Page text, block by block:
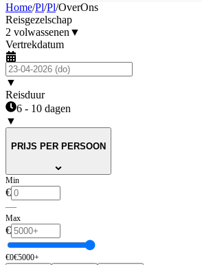
Home/Pl/Pl/OverOns
Reisgezelschap
2 volwassenen ▼
Vertrekdatum
▼
Reisduur
6 - 10 dagen
▼
PRIJS PER PERSOON
Min
€
—
Max
€
€0€5000+